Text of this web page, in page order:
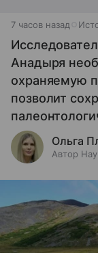
7 часов назад
Анадыря
охраняемую
позволит
Ольга
Автор